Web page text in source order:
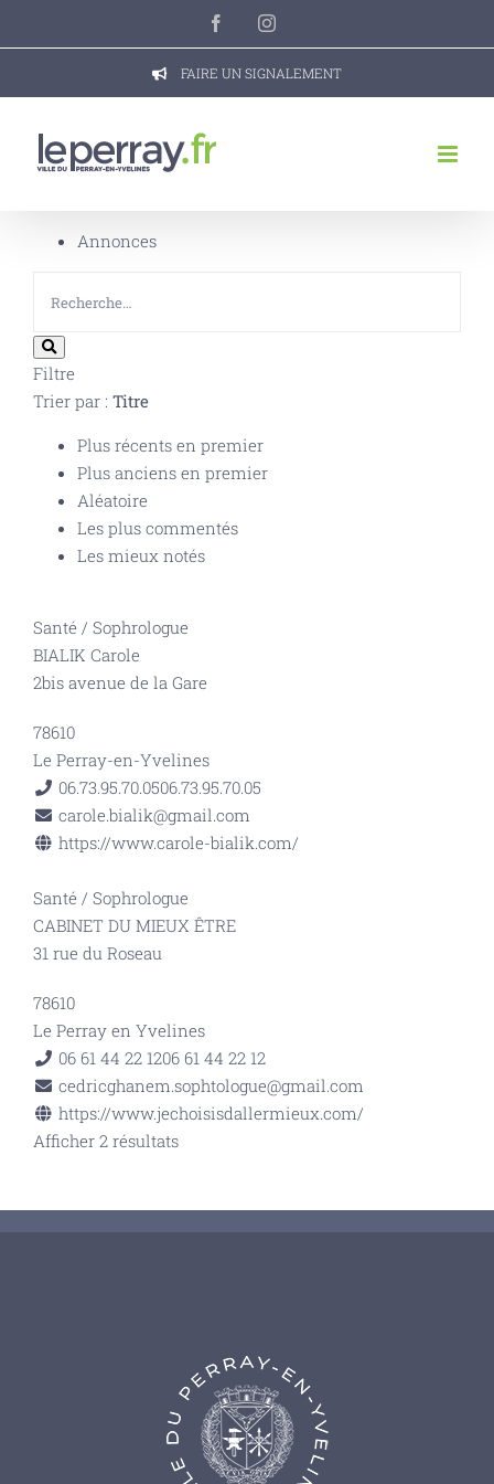
FacebookInstagram
FAIRE UN SIGNALEMENT
Annonces
Filtre
Trier par : Titre
Plus récents en premier
Plus anciens en premier
Aléatoire
Les plus commentés
Les mieux notés
Santé / Sophrologue
BIALIK Carole
2bis avenue de la Gare
78610
Le Perray-en-Yvelines
06.73.95.70.0506.73.95.70.05
carole.bialik@gmail.com
https://www.carole-bialik.com/
Santé / Sophrologue
CABINET DU MIEUX ÊTRE
31 rue du Roseau
78610
Le Perray en Yvelines
06 61 44 22 1206 61 44 22 12
cedricghanem.sophtologue@gmail.com
https://www.jechoisisdallermieux.com/
Afficher 2 résultats